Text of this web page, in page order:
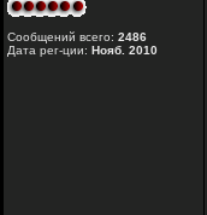
Сообщений всего: 2486
Дата рег-ции: Нояб. 2010